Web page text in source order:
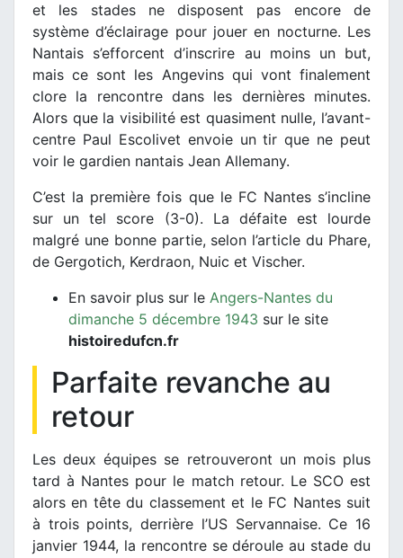
et les stades ne disposent pas encore de
système d’éclairage pour jouer en nocturne. Les
Nantais s’efforcent d’inscrire au moins un but,
mais ce sont les Angevins qui vont finalement
clore la rencontre dans les dernières minutes.
Alors que la visibilité est quasiment nulle, l’avant-
centre Paul Escolivet envoie un tir que ne peut
voir le gardien nantais Jean Allemany.
C’est la première fois que le FC Nantes s’incline
sur un tel score (3-0). La défaite est lourde
malgré une bonne partie, selon l’article du Phare,
de Gergotich, Kerdraon, Nuic et Vischer.
En savoir plus sur le Angers-Nantes du
dimanche 5 décembre 1943 sur le site
histoiredufcn.fr
Parfaite revanche au
retour
Les deux équipes se retrouveront un mois plus
tard à Nantes pour le match retour. Le SCO est
alors en tête du classement et le FC Nantes suit
à trois points, derrière l’US Servannaise. Ce 16
janvier 1944, la rencontre se déroule au stade du